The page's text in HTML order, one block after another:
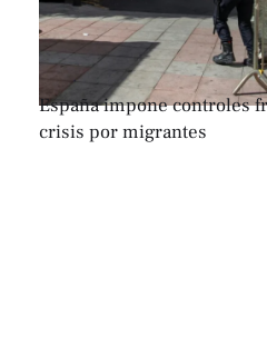
España impone controles
crisis por migrantes